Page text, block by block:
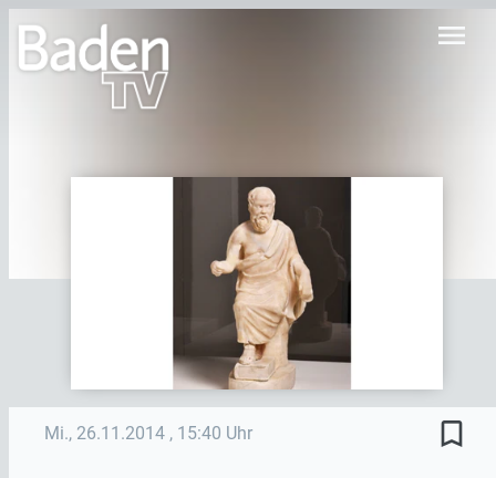
menu
Mi., 26.11.2014 , 15:40 Uhr bookmark_border